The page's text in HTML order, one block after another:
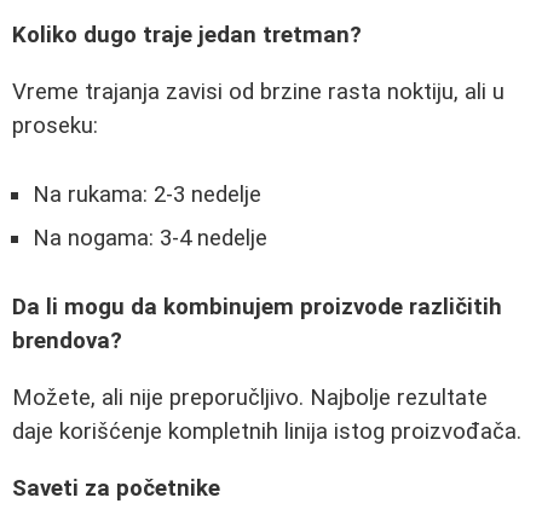
Koliko dugo traje jedan tretman?
Vreme trajanja zavisi od brzine rasta noktiju, ali u
proseku:
Na rukama: 2-3 nedelje
Na nogama: 3-4 nedelje
Da li mogu da kombinujem proizvode različitih
brendova?
Možete, ali nije preporučljivo. Najbolje rezultate
daje korišćenje kompletnih linija istog proizvođača.
Saveti za početnike